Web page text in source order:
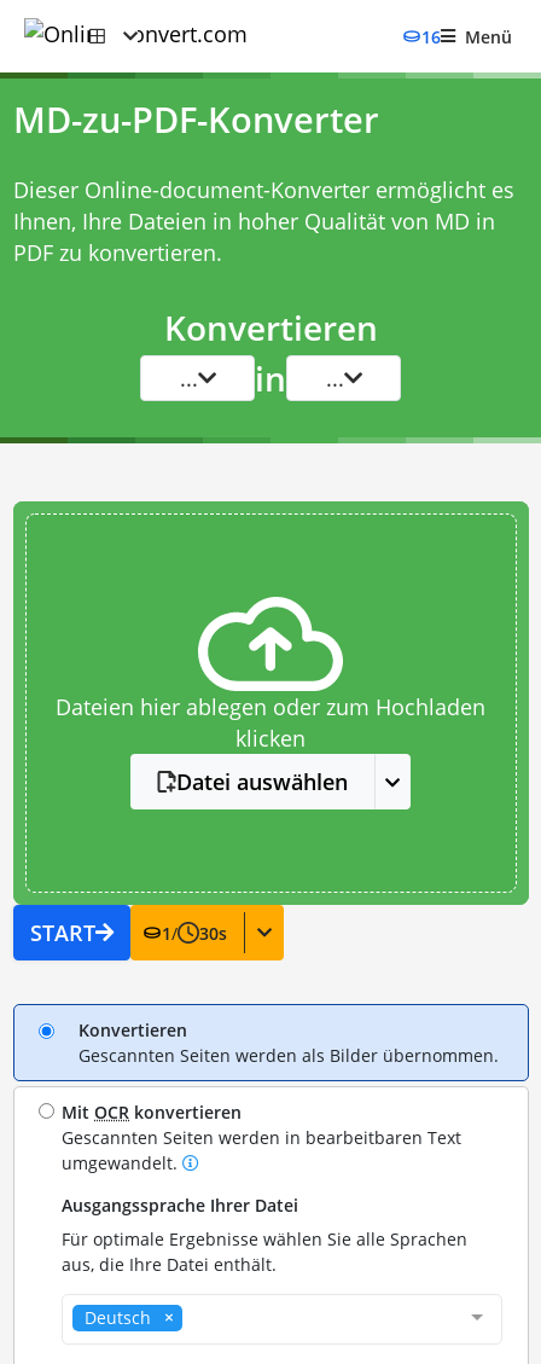
16 Menü
MD-zu-PDF-Konverter
Dieser Online-document-Konverter ermöglicht es
Ihnen, Ihre Dateien in hoher Qualität von MD in
PDF zu konvertieren.
Konvertieren
... in ...
Dateien hier ablegen oder zum Hochladen
klicken
Datei auswählen
START 1/ 30s
Konvertieren
Gescannten Seiten werden als Bilder übernommen.
MitOCR konvertieren
Gescannten Seiten werden in bearbeitbaren Text
umgewandelt.
Ausgangssprache Ihrer Datei
Für optimale Ergebnisse wählen Sie alle Sprachen
aus, die Ihre Datei enthält.
Deutsch